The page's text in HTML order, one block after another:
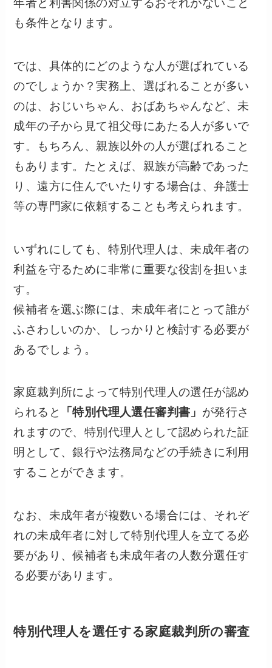
年者と利害関係の対立するおそれがないこと
も条件となります。
では、具体的にどのような人が選ばれている
のでしょうか？実務上、選ばれることが多い
のは、おじいちゃん、おばあちゃんなど、未
成年の子から見て祖父母にあたる人が多いで
す。もちろん、親族以外の人が選ばれること
もあります。たとえば、親族が高齢であった
り、遠方に住んでいたりする場合は、弁護士
等の専門家に依頼することも考えられます。
いずれにしても、特別代理人は、未成年者の
利益を守るために非常に重要な役割を担いま
す。
候補者を選ぶ際には、未成年者にとって誰が
ふさわしいのか、しっかりと検討する必要が
あるでしょう。
家庭裁判所によって特別代理人の選任が認め
られると
「特別代理人選任審判書」 が発行さ
れますので、特別代理人として認められた証
明として、銀行や法務局などの手続きに利用
することができます。
なお、未成年者が複数いる場合には、それぞ
れの未成年者に対して特別代理人を立てる必
要があり、候補者も未成年者の人数分選任す
る必要があります。
特別代理人を選任する家庭裁判所の審査